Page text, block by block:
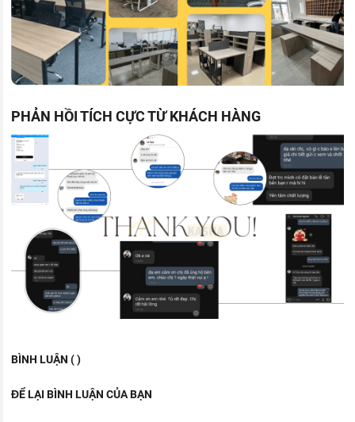
PHẢN HỒI TÍCH CỰC TỪ KHÁCH HÀNG
BÌNH LUẬN ( )
ĐỂ LẠI BÌNH LUẬN CỦA BẠN